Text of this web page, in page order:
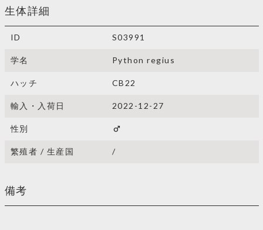
生体詳細
ID S03991
学名 Python regius
ハッチ CB22
輸入・入荷日 2022-12-27
性別 male
繁殖者 / 生産国 /
備考